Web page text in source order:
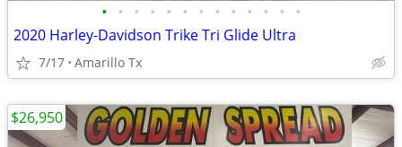
• • • • • • • • • • • • •
2020 Harley-Davidson Trike Tri Glide Ultra
7/17 Amarillo Tx
$26,950